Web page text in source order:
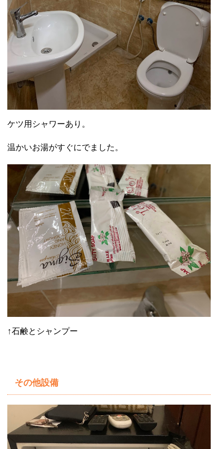
ケツ用シャワーあり。
温かいお湯がすぐにでました。
↑石鹸とシャンプー
その他設備